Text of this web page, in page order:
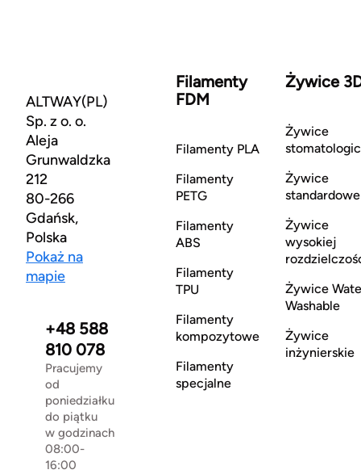
ALTWAY(PL)
Sp. z o. o.
Aleja
Grunwaldzka
212
80-266
Gdańsk,
Polska
Pokaż na
mapie
+48 588
810 078
Pracujemy
od
poniedziałku
do piątku
w godzinach
08:00-
16:00
Filamenty
FDM
Filamenty PLA
Filamenty
PETG
Filamenty
ABS
Filamenty
TPU
Filamenty
kompozytowe
Filamenty
specjalne
Żywice
Żywice
Żywice
standardowe
Żywice
wysokiej
Żywice
Washable
Żywice
inżynierskie